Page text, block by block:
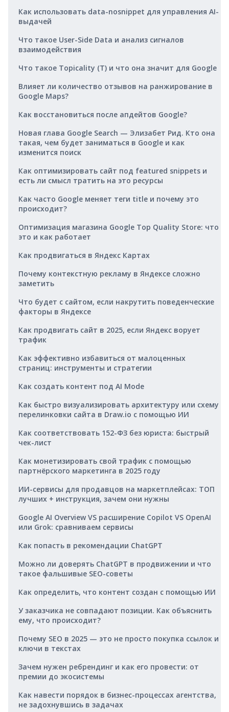
Как использовать data-nosnippet для управления AI-
выдачей
Что такое User-Side Data и анализ сигналов
взаимодействия
Что такое Topicality (T) и что она значит для Google
Влияет ли количество отзывов на ранжирование в
Google Maps?
Как восстановиться после апдейтов Google?
Новая глава Google Search — Элизабет Рид. Кто она
такая, чем будет заниматься в Google и как
изменится поиск
Как оптимизировать сайт под featured snippets и
есть ли смысл тратить на это ресурсы
Как часто Google меняет теги title и почему это
происходит?
Оптимизация магазина Google Top Quality Store: что
это и как работает
Как продвигаться в Яндекс Картах
Почему контекстную рекламу в Яндексе сложно
заметить
Что будет с сайтом, если накрутить поведенческие
факторы в Яндексе
Как продвигать сайт в 2025, если Яндекс ворует
трафик
Как эффективно избавиться от малоценных
страниц: инструменты и стратегии
Как создать контент под AI Mode
Как быстро визуализировать архитектуру или схему
перелинковки сайта в Draw.io с помощью ИИ
Как соответствовать 152-ФЗ без юриста: быстрый
чек-лист
Как монетизировать свой трафик с помощью
партнёрского маркетинга в 2025 году
ИИ-сервисы для продавцов на маркетплейсах: ТОП
лучших + инструкция, зачем они нужны
Google AI Overview VS расширение Copilot VS OpenAI
или Grok: сравниваем сервисы
Как попасть в рекомендации ChatGPT
Можно ли доверять ChatGPT в продвижении и что
такое фальшивые SEO-советы
Как определить, что контент создан с помощью ИИ
У заказчика не совпадают позиции. Как объяснить
ему, что происходит?
Почему SEO в 2025 — это не просто покупка ссылок и
ключи в текстах
Зачем нужен ребрендинг и как его провести: от
премии до экосистемы
Как навести порядок в бизнес-процессах агентства,
не задохнувшись в задачах